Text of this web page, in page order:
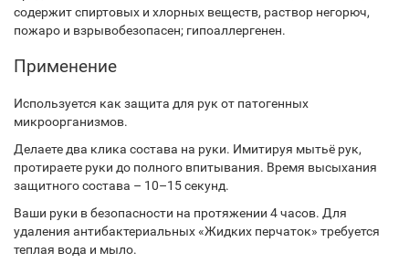
содержит спиртовых и хлорных веществ, раствор негорюч,
пожаро и взрывобезопасен; гипоаллергенен.
Применение
Используется как защита для рук от патогенных
микроорганизмов.
Делаете два клика состава на руки. Имитируя мытьё рук,
протираете руки до полного впитывания. Время высыхания
защитного состава – 10–15 секунд.
Ваши руки в безопасности на протяжении 4 часов. Для
удаления антибактериальных «Жидких перчаток» требуется
теплая вода и мыло.